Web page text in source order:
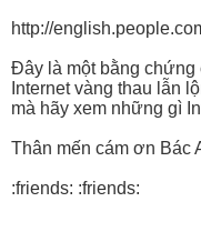
http://
Đây là một bằng chứng
Internet vàng thau lẫn
mà hãy xem những gì
Thân mến cám ơn Bác
:friends: :friends: